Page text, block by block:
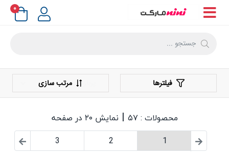
۰
فیلترها مرتب سازی
محصولات : ۵۷ | نمایش ۲۰ در صفحه
1
2
3